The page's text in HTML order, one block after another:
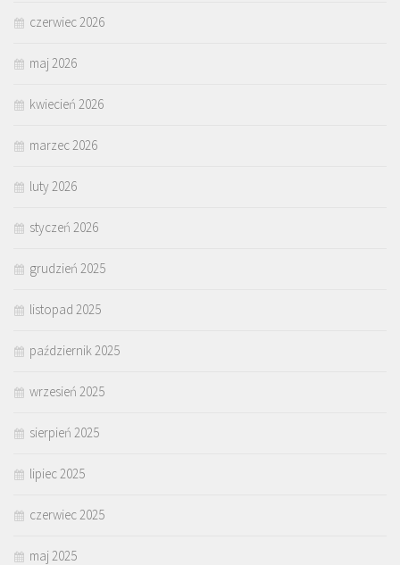
czerwiec 2026
maj 2026
kwiecień 2026
marzec 2026
luty 2026
styczeń 2026
grudzień 2025
listopad 2025
październik 2025
wrzesień 2025
sierpień 2025
lipiec 2025
czerwiec 2025
maj 2025